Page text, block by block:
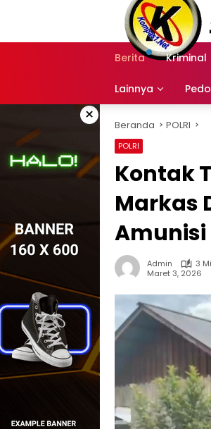
Berita Kriminal
Lainnya
× Beranda POLRI
POLRI
Kontak
Markas
Amunisi
Admin
3
Maret 3, 2026